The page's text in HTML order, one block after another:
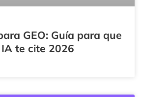
GEO: Guía para que
te cite 2026